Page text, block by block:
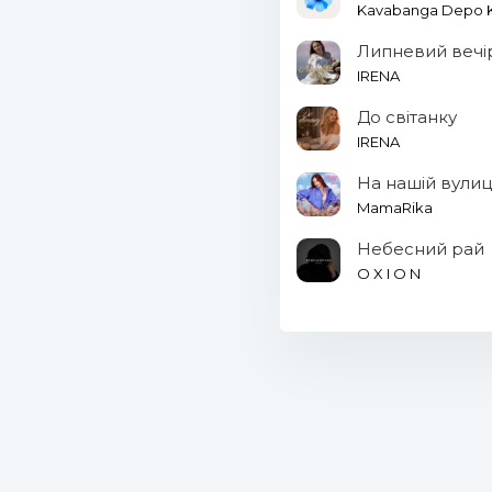
Kavabanga Depo
Липневий
IRENA
До світанку
IRENA
На нашій
MamaRika
Небесний рай
O X I O N